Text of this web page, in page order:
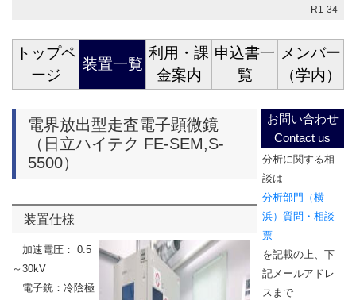
R1-34
トップペ
ージ
装置一覧
利用・課
金案内
申込書一
覧
メンバー
（学内）
電界放出型走査電子顕微鏡
（日立ハイテク FE-SEM,S-
5500）
装置仕様
加速電圧： 0.5
～30kV
電子銃：冷陰極
お問い合わせ
Contact us
分析に関する相
談は
分析部門（横
浜）質問・相談
票
を記載の上、下
記メールアドレ
スまで